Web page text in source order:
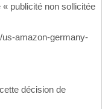
publicité non sollicitée
amazon-germany-
décision de